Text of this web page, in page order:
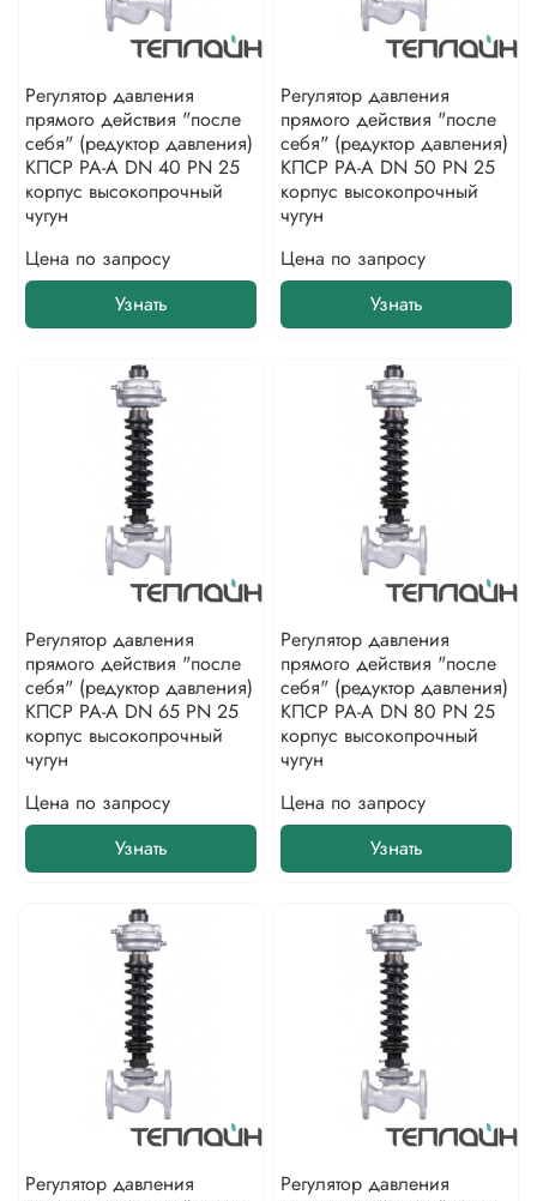
Регулятор давления
прямого действия "после
себя" (редуктор давления)
КПСР РА-А DN 40 PN 25
корпус высокопрочный
чугун
Цена по запросу
Узнать
Регулятор давления
прямого действия "после
себя" (редуктор давления)
КПСР РА-А DN 50 PN 25
корпус высокопрочный
чугун
Цена по запросу
Узнать
Регулятор давления
прямого действия "после
себя" (редуктор давления)
КПСР РА-А DN 65 PN 25
корпус высокопрочный
чугун
Цена по запросу
Узнать
Регулятор давления
прямого действия "после
себя" (редуктор давления)
КПСР РА-А DN 80 PN 25
корпус высокопрочный
чугун
Цена по запросу
Узнать
Регулятор давления
Регулятор давления